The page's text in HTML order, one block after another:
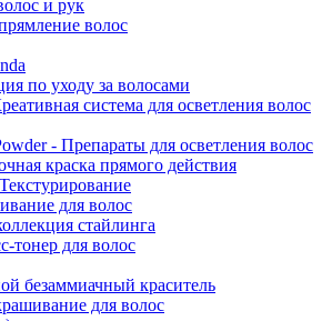
и рук
волос
по уходу за волосами
система для осветления волос
- Препараты для осветления волос
краска прямого действия
для волос
стайлинга
тонер для волос
безаммиачный краситель
для волос